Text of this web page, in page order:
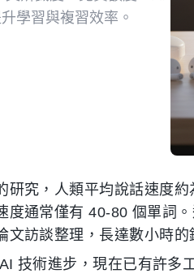
學習與複習效率。
研究，人類平均說話速度
度通常僅有 40-80 個單詞
文訪談整理，長達數小時的
技術進步，現在已有許多